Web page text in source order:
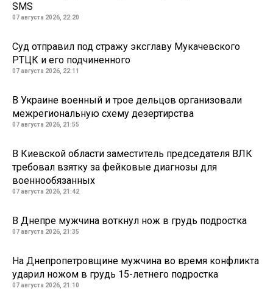
SMS
07 августа 2026, 22:20
Суд отправил под стражу эксглаву Мукачевского
РТЦК и его подчиненного
07 августа 2026, 22:11
В Украине военный и трое дельцов организовали
межрегиональную схему дезертирства
07 августа 2026, 21:55
В Киевской области заместитель председателя ВЛК
требовал взятку за фейковые диагнозы для
военнообязанных
07 августа 2026, 21:42
В Днепре мужчина воткнул нож в грудь подростка
07 августа 2026, 21:35
На Днепропетровщине мужчина во время конфликта
ударил ножом в грудь 15-летнего подростка
07 августа 2026, 21:10